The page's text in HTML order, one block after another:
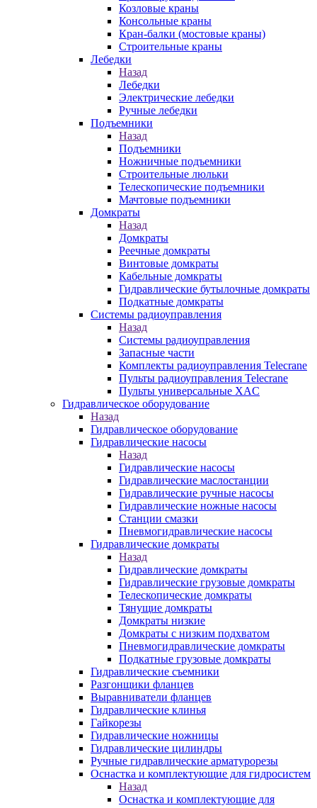
Козловые краны
Консольные краны
Кран-балки (мостовые краны)
Строительные краны
Лебедки
Назад
Лебедки
Электрические лебедки
Ручные лебедки
Подъемники
Назад
Подъемники
Ножничные подъемники
Строительные люльки
Телескопические подъемники
Мачтовые подъемники
Домкраты
Назад
Домкраты
Реечные домкраты
Винтовые домкраты
Кабельные домкраты
Гидравлические бутылочные домкраты
Подкатные домкраты
Системы радиоуправления
Назад
Системы радиоуправления
Запасные части
Комплекты радиоуправления Telecrane
Пульты радиоуправления Telecrane
Пульты универсальные XAC
Гидравлическое оборудование
Назад
Гидравлическое оборудование
Гидравлические насосы
Назад
Гидравлические насосы
Гидравлические маслостанции
Гидравлические ручные насосы
Гидравлические ножные насосы
Станции смазки
Пневмогидравлические насосы
Гидравлические домкраты
Назад
Гидравлические домкраты
Гидравлические грузовые домкраты
Телескопические домкраты
Тянущие домкраты
Домкраты низкие
Домкраты с низким подхватом
Пневмогидравлические домкраты
Подкатные грузовые домкраты
Гидравлические съемники
Разгонщики фланцев
Выравниватели фланцев
Гидравлические клинья
Гайкорезы
Гидравлические ножницы
Гидравлические цилиндры
Ручные гидравлические арматурорезы
Оснастка и комплектующие для гидросистем
Назад
Оснастка и комплектующие для